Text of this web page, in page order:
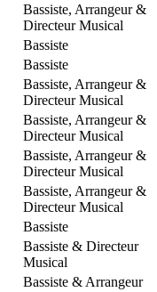
Bassiste, Arrangeur &
Directeur Musical
Bassiste
Bassiste
Bassiste, Arrangeur &
Directeur Musical
Bassiste, Arrangeur &
Directeur Musical
Bassiste, Arrangeur &
Directeur Musical
Bassiste, Arrangeur &
Directeur Musical
Bassiste
Bassiste & Directeur
Musical
Bassiste & Arrangeur